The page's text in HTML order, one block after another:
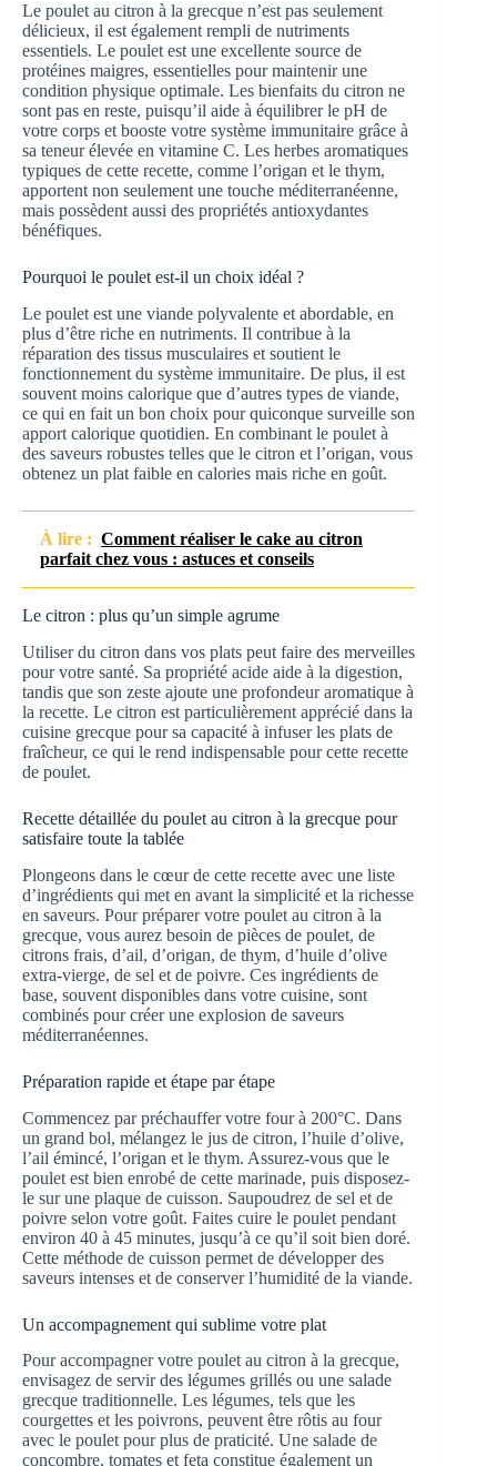
Le poulet au citron à la grecque n’est pas seulement
délicieux, il est également rempli de nutriments
essentiels. Le poulet est une excellente source de
protéines maigres, essentielles pour maintenir une
condition physique optimale. Les bienfaits du citron ne
sont pas en reste, puisqu’il aide à équilibrer le pH de
votre corps et booste votre système immunitaire grâce à
sa teneur élevée en vitamine C. Les herbes aromatiques
typiques de cette recette, comme l’origan et le thym,
apportent non seulement une touche méditerranéenne,
mais possèdent aussi des propriétés antioxydantes
bénéfiques.
Pourquoi le poulet est-il un choix idéal ?
Le poulet est une viande polyvalente et abordable, en
plus d’être riche en nutriments. Il contribue à la
réparation des tissus musculaires et soutient le
fonctionnement du système immunitaire. De plus, il est
souvent moins calorique que d’autres types de viande,
ce qui en fait un bon choix pour quiconque surveille son
apport calorique quotidien. En combinant le poulet à
des saveurs robustes telles que le citron et l’origan, vous
obtenez un plat faible en calories mais riche en goût.
À lire : Comment réaliser le cake au citron
parfait chez vous : astuces et conseils
Le citron : plus qu’un simple agrume
Utiliser du citron dans vos plats peut faire des merveilles
pour votre santé. Sa propriété acide aide à la digestion,
tandis que son zeste ajoute une profondeur aromatique à
la recette. Le citron est particulièrement apprécié dans la
cuisine grecque pour sa capacité à infuser les plats de
fraîcheur, ce qui le rend indispensable pour cette recette
de poulet.
Recette détaillée du poulet au citron à la grecque pour
satisfaire toute la tablée
Plongeons dans le cœur de cette recette avec une liste
d’ingrédients qui met en avant la simplicité et la richesse
en saveurs. Pour préparer votre poulet au citron à la
grecque, vous aurez besoin de pièces de poulet, de
citrons frais, d’ail, d’origan, de thym, d’huile d’olive
extra-vierge, de sel et de poivre. Ces ingrédients de
base, souvent disponibles dans votre cuisine, sont
combinés pour créer une explosion de saveurs
méditerranéennes.
Préparation rapide et étape par étape
Commencez par préchauffer votre four à 200°C. Dans
un grand bol, mélangez le jus de citron, l’huile d’olive,
l’ail émincé, l’origan et le thym. Assurez-vous que le
poulet est bien enrobé de cette marinade, puis disposez-
le sur une plaque de cuisson. Saupoudrez de sel et de
poivre selon votre goût. Faites cuire le poulet pendant
environ 40 à 45 minutes, jusqu’à ce qu’il soit bien doré.
Cette méthode de cuisson permet de développer des
saveurs intenses et de conserver l’humidité de la viande.
Un accompagnement qui sublime votre plat
Pour accompagner votre poulet au citron à la grecque,
envisagez de servir des légumes grillés ou une salade
grecque traditionnelle. Les légumes, tels que les
courgettes et les poivrons, peuvent être rôtis au four
avec le poulet pour plus de praticité. Une salade de
concombre, tomates et feta constitue également un